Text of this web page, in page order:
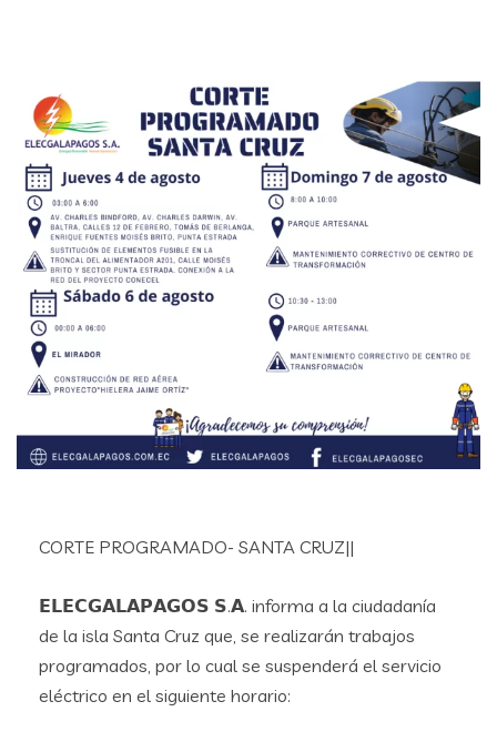
CORTE PROGRAMADO- SANTA CRUZ||
𝗘𝗟𝗘𝗖𝗚𝗔𝗟𝗔𝗣𝗔𝗚𝗢𝗦 𝗦.𝗔. informa a la ciudadanía
de la isla Santa Cruz que, se realizarán trabajos
programados, por lo cual se suspenderá el servicio
eléctrico en el siguiente horario: